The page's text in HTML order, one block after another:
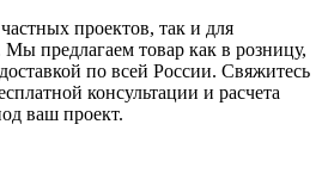
проектов, так и для
предлагаем товар как в розницу,
по всей России. Свяжитесь
консультации и расчета
ваш проект.